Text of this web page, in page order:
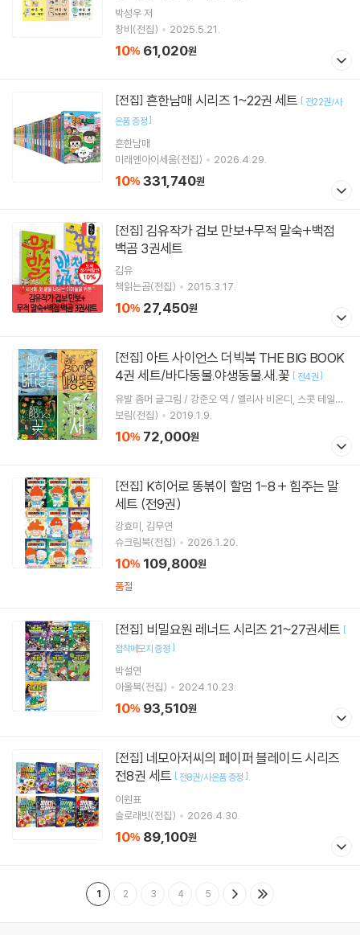
박성우저
창비(전집)
2025.5.21.
10% 61,020원
[전집] 흔한남매 시리즈 1~22권 세트 [ 전22권/사
은품 증정]
흔한남매
미래엔아이세움(전집)
2026.4.29.
10% 331,740원
[전집]
백곰 3권세트
김유
책읽는곰(전집)
2015.3.17.
10% 27,450원
[전집]
4권 세트/바다동물.야생동물.새.꽃 [ 전4권]
유발 좀머 글그림 / 강준오 역 / 엘리사 비온디, 스콧 테일러,
바버라 테일러 감수
보림(전집) 2019.1.9.
10% 72,000원
[전집]
세트 (전9권)
강효미, 김무연
슈크림북(전집)
2026.1.20.
10% 109,800원
품절
[전집] 비밀요원 레너드 시리즈 21~27권세트 [
접착메모지 증정 ]
박설연
아울북(전집)
2024.10.23.
10% 93,510원
[전집]
전8권 세트 [ 전8권/사은품 증정 ]
이원표
슬로래빗(전집)
2026.4.30.
10% 89,100원
1 2 3 4 5